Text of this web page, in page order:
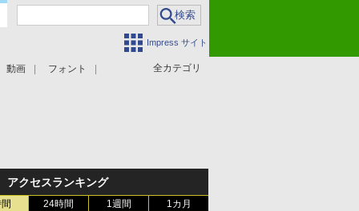
Impress サイト
全カテゴリ
動画 フォント
アクセスランキング
24時間 1週間 1カ月